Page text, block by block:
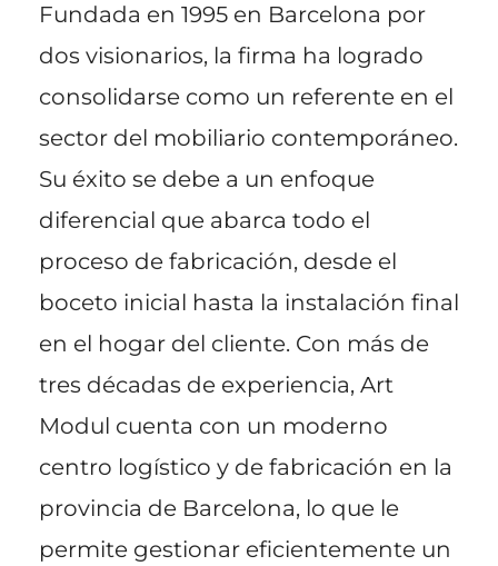
Fundada en 1995 en Barcelona por
dos visionarios, la firma ha logrado
consolidarse como un referente en el
sector del mobiliario contemporáneo.
Su éxito se debe a un enfoque
diferencial que abarca todo el
proceso de fabricación, desde el
boceto inicial hasta la instalación final
en el hogar del cliente. Con más de
tres décadas de experiencia, Art
Modul cuenta con un moderno
centro logístico y de fabricación en la
provincia de Barcelona, lo que le
permite gestionar eficientemente un